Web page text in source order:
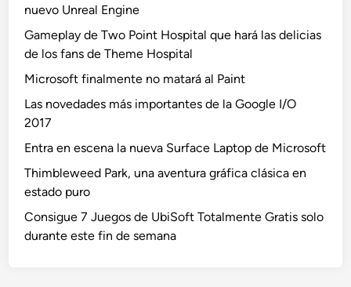
nuevo Unreal Engine
Gameplay de Two Point Hospital que hará las delicias
de los fans de Theme Hospital
Microsoft finalmente no matará al Paint
Las novedades más importantes de la Google I/O
2017
Entra en escena la nueva Surface Laptop de Microsoft
Thimbleweed Park, una aventura gráfica clásica en
estado puro
Consigue 7 Juegos de UbiSoft Totalmente Gratis solo
durante este fin de semana